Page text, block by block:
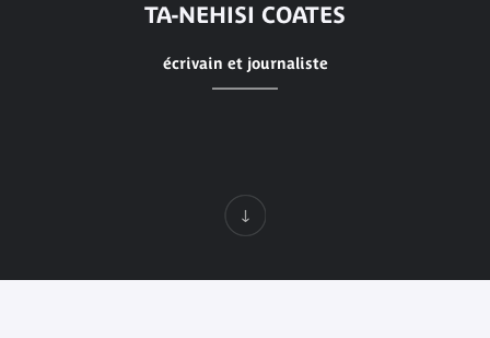
TA-NEHISI COATES
écrivain et journaliste